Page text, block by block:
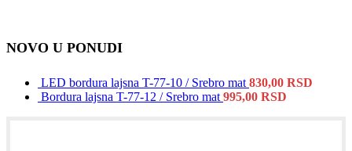
NOVO U PONUDI
LED bordura lajsna T-77-10 / Srebro mat 830,00 RSD
Bordura lajsna T-77-12 / Srebro mat 995,00 RSD